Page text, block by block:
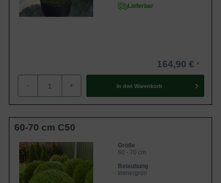
Lieferbar
164,90 €
- + In den Warenkorb
60-70 cm C50
Größe
60 - 70 cm
Belaubung
Immergrün